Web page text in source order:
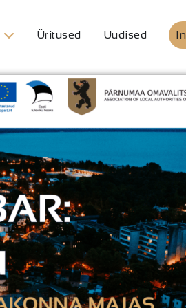
Üritused Uudised